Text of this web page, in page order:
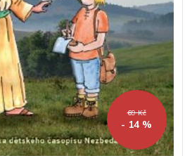
69 Kč
- 14 %